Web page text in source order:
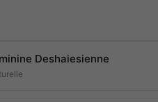
Deshaiesienne